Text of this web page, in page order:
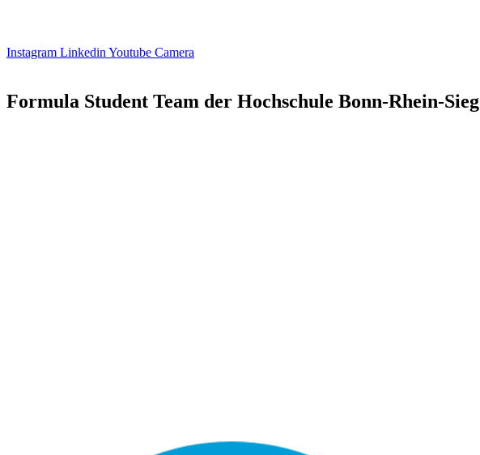
Instagram Linkedin Youtube Camera
Formula Student Team der Hochschule Bonn-Rhein-Sieg